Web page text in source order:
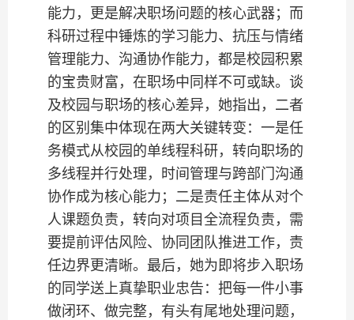
能力，更是解决职场问题的核心武器；而
科研过程中锤炼的学习能力、抗压与情绪
管理能力、沟通协作能力，都是校园积累
的宝贵财富，在职场中同样不可或缺。谈
及校园与职场的核心差异，她指出，二者
的区别集中体现在两大关键转变：一是任
务模式从校园的单线程科研，转向职场的
多线程并行处理，时间管理与跨部门沟通
协作成为核心能力；二是责任主体从对个
人课题负责，转向对项目全流程负责，需
要提前评估风险、协同团队推进工作，责
任边界更清晰。最后，她为即将步入职场
的同学送上真挚职业忠告：把每一件小事
做闭环、做完整，有头有尾地处理问题，